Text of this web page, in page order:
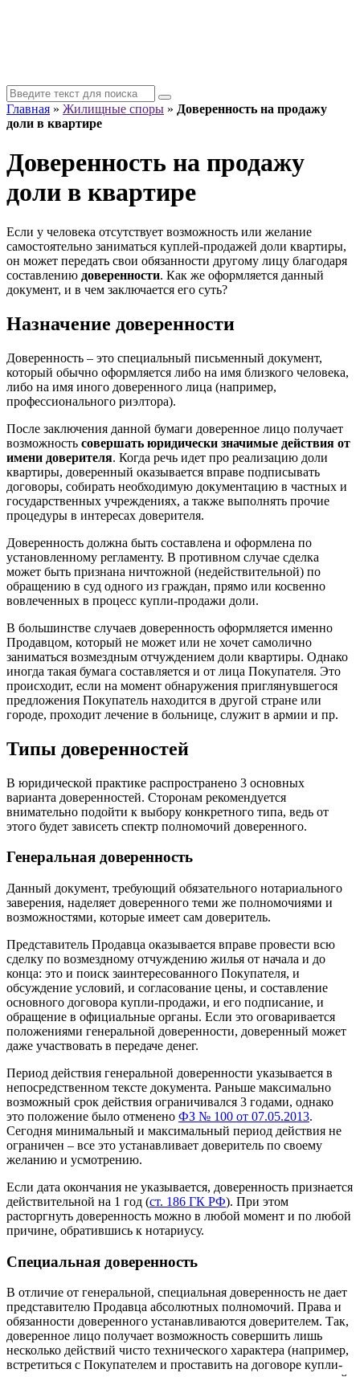
Главная » Жилищные споры » Доверенность на продажу
доли в квартире
Доверенность на продажу
доли в квартире
Если у человека отсутствует возможность или желание
самостоятельно заниматься куплей-продажей доли квартиры,
он может передать свои обязанности другому лицу благодаря
составлению доверенности. Как же оформляется данный
документ, и в чем заключается его суть?
Назначение доверенности
Доверенность – это специальный письменный документ,
который обычно оформляется либо на имя близкого человека,
либо на имя иного доверенного лица (например,
профессионального риэлтора).
После заключения данной бумаги доверенное лицо получает
возможность совершать юридически значимые действия от
имени доверителя. Когда речь идет про реализацию доли
квартиры, доверенный оказывается вправе подписывать
договоры, собирать необходимую документацию в частных и
государственных учреждениях, а также выполнять прочие
процедуры в интересах доверителя.
Доверенность должна быть составлена и оформлена по
установленному регламенту. В противном случае сделка
может быть признана ничтожной (недействительной) по
обращению в суд одного из граждан, прямо или косвенно
вовлеченных в процесс купли-продажи доли.
В большинстве случаев доверенность оформляется именно
Продавцом, который не может или не хочет самолично
заниматься возмездным отчуждением доли квартиры. Однако
иногда такая бумага составляется и от лица Покупателя. Это
происходит, если на момент обнаружения приглянувшегося
предложения Покупатель находится в другой стране или
городе, проходит лечение в больнице, служит в армии и пр.
Типы доверенностей
В юридической практике распространено 3 основных
варианта доверенностей. Сторонам рекомендуется
внимательно подойти к выбору конкретного типа, ведь от
этого будет зависеть спектр полномочий доверенного.
Генеральная доверенность
Данный документ, требующий обязательного нотариального
заверения, наделяет доверенного теми же полномочиями и
возможностями, которые имеет сам доверитель.
Представитель Продавца оказывается вправе провести всю
сделку по возмездному отчуждению жилья от начала и до
конца: это и поиск заинтересованного Покупателя, и
обсуждение условий, и согласование цены, и составление
основного договора купли-продажи, и его подписание, и
обращение в официальные органы. Если это оговаривается
положениями генеральной доверенности, доверенный может
даже участвовать в передаче денег.
Период действия генеральной доверенности указывается в
непосредственном тексте документа. Раньше максимально
возможный срок действия ограничивался 3 годами, однако
это положение было отменено ФЗ № 100 от 07.05.2013.
Сегодня минимальный и максимальный период действия не
ограничен – все это устанавливает доверитель по своему
желанию и усмотрению.
Если дата окончания не указывается, доверенность признается
действительной на 1 год (ст. 186 ГК РФ). При этом
расторгнуть доверенность можно в любой момент и по любой
причине, обратившись к нотариусу.
Специальная доверенность
В отличие от генеральной, специальная доверенность не дает
представителю Продавца абсолютных полномочий. Права и
обязанности доверенного устанавливаются доверителем. Так,
доверенное лицо получает возможность совершить лишь
несколько действий чисто технического характера (например,
встретиться с Покупателем и проставить на договоре купли-